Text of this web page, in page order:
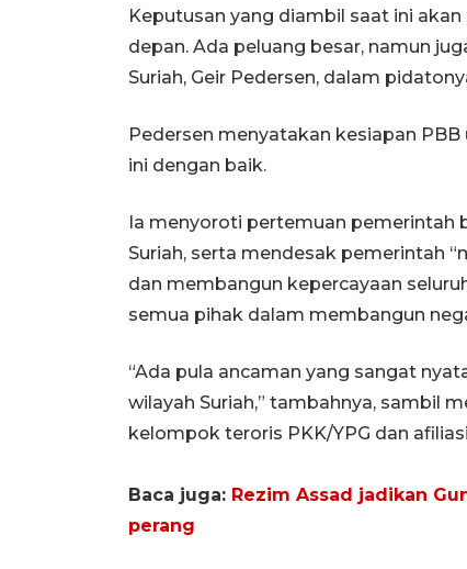
Keputusan yang diambil saat ini
depan. Ada peluang besar, namun
Suriah, Geir Pedersen, dalam
Pedersen menyatakan kesiapan
ini dengan baik.
Ia menyoroti pertemuan pemerintah
Suriah, serta mendesak pemerintah
dan membangun kepercayaan
semua pihak dalam membangun
“Ada pula ancaman yang sangat
wilayah Suriah,” tambahnya, sambil
kelompok teroris PKK/YPG dan
Baca juga: Rezim Assad jadikan
perang